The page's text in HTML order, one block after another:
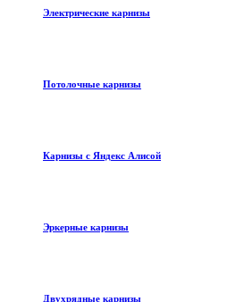
Электрические карнизы
Потолочные карнизы
Карнизы с Яндекс Алисой
Эркерные карнизы
Двухрядные карнизы